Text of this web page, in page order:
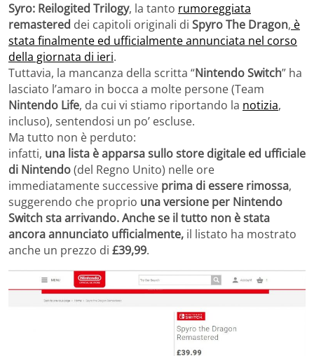
Syro: Reilogited Trilogy, la tanto rumoreggiata
remastered dei capitoli originali di Spyro The Dragon, è
stata finalmente ed ufficialmente annunciata nel corso
della giornata di ieri.
Tuttavia, la mancanza della scritta “Nintendo Switch” ha
lasciato l’amaro in bocca a molte persone (Team
Nintendo Life, da cui vi stiamo riportando la notizia,
incluso), sentendosi un po’ escluse.
Ma tutto non è perduto:
infatti, una lista è apparsa sullo store digitale ed ufficiale
di Nintendo(del Regno Unito) nelle ore
immediatamente successive prima di essere rimossa,
suggerendo che proprio una versione per Nintendo
Switch sta arrivando. Anche se il tutto non è stata
ancora annunciato ufficialmente, il listato ha mostrato
anche un prezzo di £39,99.